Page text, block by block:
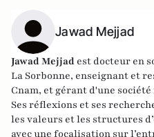
Jawad Mejjad
Jawad Mejjad est docteur en
La Sorbonne, enseignant et
Cnam, et gérant d'une
Ses réflexions et ses
les valeurs et les structures
avec une focalisation sur